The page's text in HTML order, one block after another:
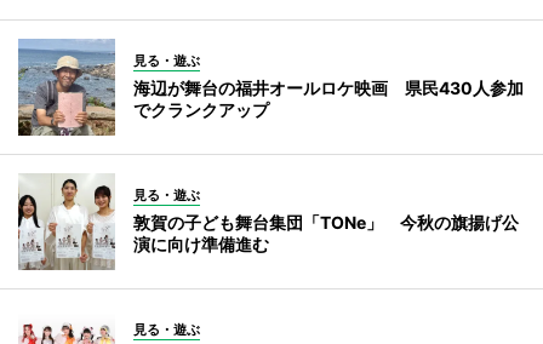
見る・遊ぶ
海辺が舞台の福井オールロケ映画 県民430人参加
でクランクアップ
見る・遊ぶ
敦賀の子ども舞台集団「TONe」 今秋の旗揚げ公
演に向け準備進む
見る・遊ぶ